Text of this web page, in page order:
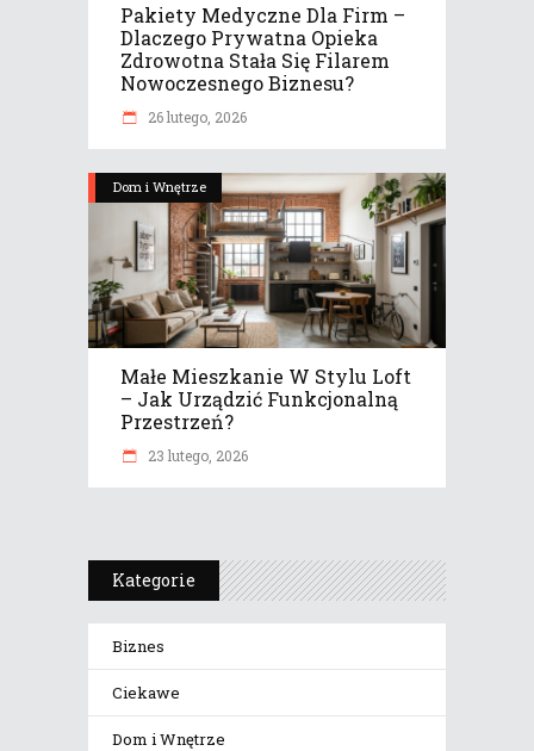
Pakiety Medyczne Dla Firm –
Dlaczego Prywatna Opieka
Zdrowotna Stała Się Filarem
Nowoczesnego Biznesu?
26 lutego, 2026
Dom i Wnętrze
Małe Mieszkanie W Stylu Loft
– Jak Urządzić Funkcjonalną
Przestrzeń?
23 lutego, 2026
Kategorie
Biznes
Ciekawe
Dom i Wnętrze